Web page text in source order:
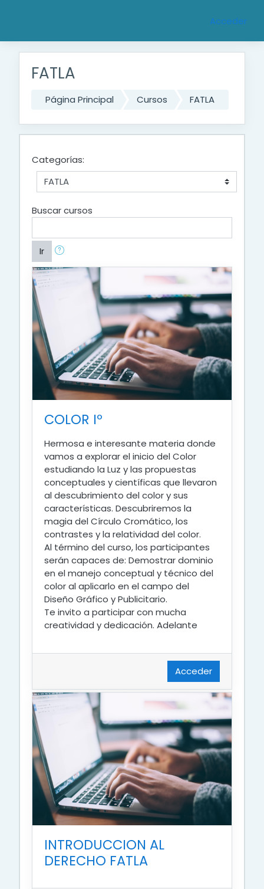
Acceder
FATLA
Página Principal Cursos FATLA
Categorías:
Buscar cursos
Ir
COLOR Iº
Hermosa e interesante materia donde
vamos a explorar el inicio del Color
estudiando la Luz y las propuestas
conceptuales y científicas que llevaron
al descubrimiento del color y sus
características. Descubriremos la
magia del Círculo Cromático, los
contrastes y la relatividad del color.
Al término del curso, los participantes
serán capaces de: Demostrar dominio
en el manejo conceptual y técnico del
color al aplicarlo en el campo del
Diseño Gráfico y Publicitario.
Te invito a participar con mucha
creatividad y dedicación. Adelante
Acceder
INTRODUCCION AL
DERECHO FATLA